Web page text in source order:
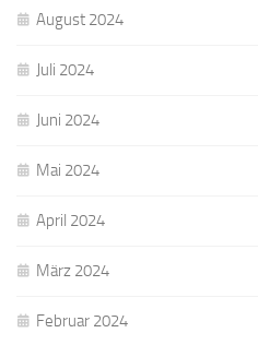
August 2024
Juli 2024
Juni 2024
Mai 2024
April 2024
März 2024
Februar 2024